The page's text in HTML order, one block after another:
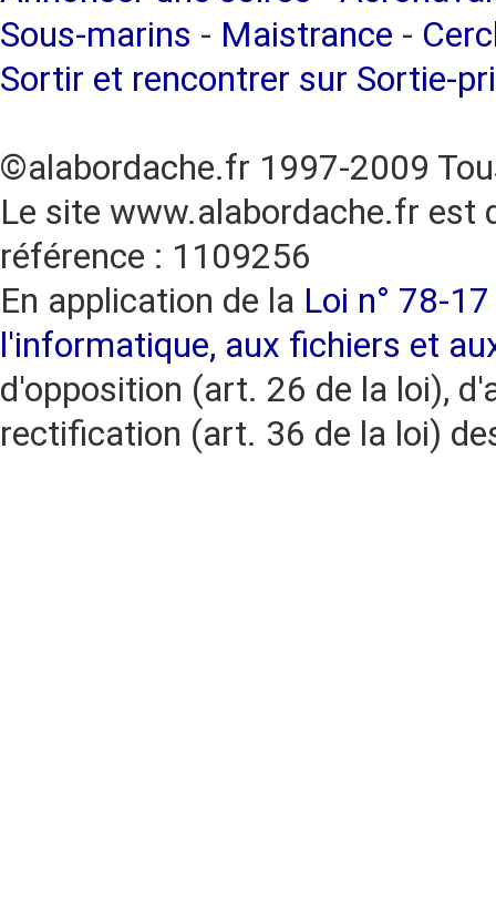
Sous-marins - Maistrance -
Sortir et rencontrer sur Sortie-
©alabordache.fr 1997-2009
Le site www.alabordache.fr est
référence : 1109256
En application de la Loi n° 78-
l'informatique, aux fichiers et
d'opposition (art. 26 de la loi),
rectification (art. 36 de la loi)